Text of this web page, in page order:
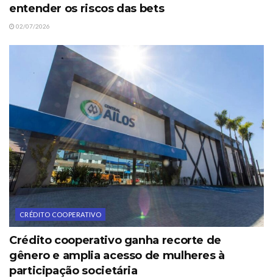
entender os riscos das bets
02/07/2026
CRÉDITO COOPERATIVO
Crédito cooperativo ganha recorte de
gênero e amplia acesso de mulheres à
participação societária